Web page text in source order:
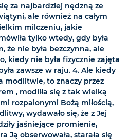
za najbardziej nędzną ze
ale również na całym
milczeniu, jakie
tylko wtedy, gdy była
że nie była bezczynna, ale
kiedy nie była fizycznie zajęta
zawsze w raju. 4. Ale kiedy
modlitwie, to znaczy przez
, modliła się z tak wielką
rozpalonymi Bożą miłością,
wydawało się, że z Jej
jaśniejące promienie,
Ją obserwowała, starała się